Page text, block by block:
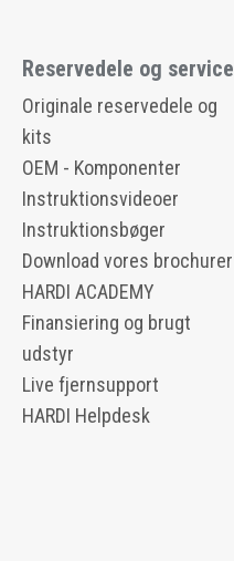
Reservedele og service
Originale reservedele og
kits
OEM - Komponenter
Instruktionsvideoer
Instruktionsbøger
Download vores brochurer
HARDI ACADEMY
Finansiering og brugt
udstyr
Live fjernsupport
HARDI Helpdesk